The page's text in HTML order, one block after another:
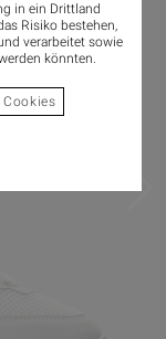
in ein Drittland
Risiko bestehen,
verarbeitet sowie
könnten.